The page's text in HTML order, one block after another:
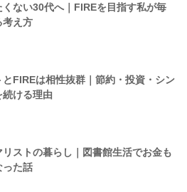
ない30代へ｜FIREを目指す私が毎
考え方
とFIREは相性抜群｜節約・投資・シン
ける理由
ストの暮らし｜図書館生活でお金も
った話